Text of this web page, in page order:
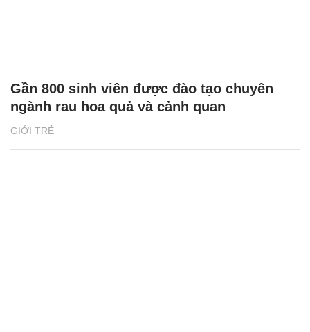
GIỚI TRẺ
Gần 800 sinh viên được đào tạo chuyên
ngành rau hoa quả và cảnh quan